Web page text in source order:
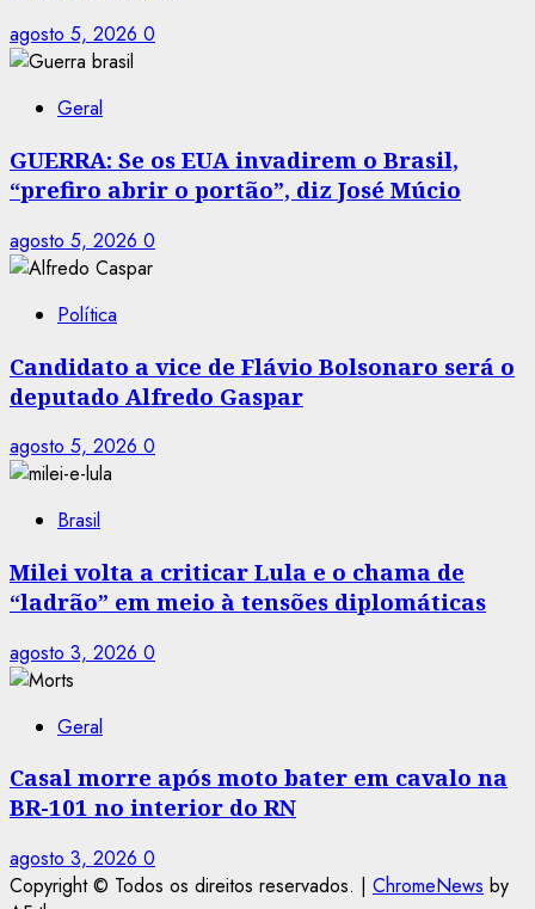
agosto 5, 2026 0
Geral
GUERRA: Se os EUA invadirem o Brasil,
“prefiro abrir o portão”, diz José Múcio
agosto 5, 2026 0
Política
Candidato a vice de Flávio Bolsonaro será o
deputado Alfredo Gaspar
agosto 5, 2026 0
Brasil
Milei volta a criticar Lula e o chama de
“ladrão” em meio à tensões diplomáticas
agosto 3, 2026 0
Geral
Casal morre após moto bater em cavalo na
BR-101 no interior do RN
agosto 3, 2026 0
Copyright © Todos os direitos reservados. | ChromeNews by